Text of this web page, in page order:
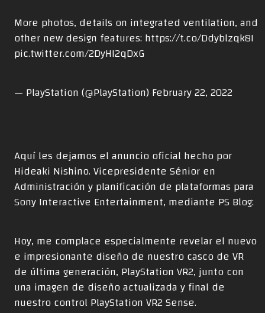
More photos, details on integrated ventilation, and
other new design features: https://t.co/Ddyblzqk8I
pic.twitter.com/2DyHI2qDxG
— PlayStation (@PlayStation)February 22, 2022
Aquí les dejamos el anuncio oficial hecho por
Hideaki Nishino. Vicepresidente Sénior en
Administración y planificación de plataformas para
Sony Interactive Entertainment, mediante PS Blog:
Hoy, me complace especialmente revelar el nuevo
e impresionante diseño de nuestro casco de VR
de última generación, PlayStation VR2, junto con
una imagen de diseño actualizada y final de
nuestro control PlayStation VR2 Sense.